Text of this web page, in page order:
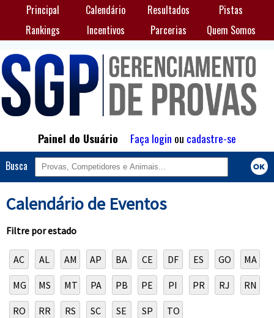
Principal Calendário Resultados
Pistas
Rankings
Incentivos Parcerias Quem Somos
Painel do Usuário Faça login ou cadastre-se
Busca
Calendário de Eventos
Filtre por estado
AC AL AM AP BA CE DF ES GO MA
MG MS MT PA PB PE PI PR RJ RN
RO RR RS SC SE SP TO